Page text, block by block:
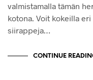
valmistamalla tämän
kotona. Voit kokeilla eri
siirappeja…
CONTINUE